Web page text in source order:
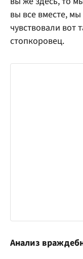
вы все вместе,
чувствовали вот
стопкоровец.
Анализ